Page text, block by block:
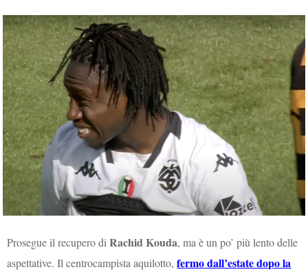
Prosegue il recupero diRachid Kouda, ma è un po’ più lento delle
aspettative. Il centrocampista aquilotto,fermo dall’estate dopo la